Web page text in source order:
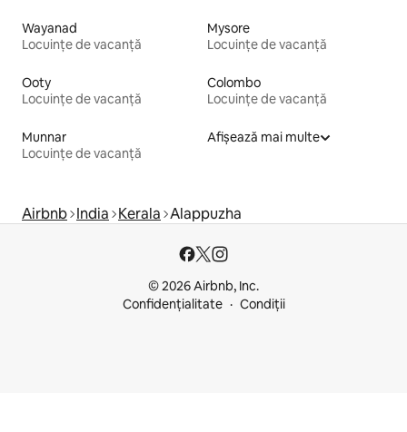
Wayanad
Locuințe de vacanță
Mysore
Locuințe de vacanță
Ooty
Locuințe de vacanță
Colombo
Locuințe de vacanță
Munnar
Locuințe de vacanță
Afișează mai multe
Airbnb India Kerala Alappuzha
© 2026 Airbnb, Inc.
Confidențialitate
Condiții